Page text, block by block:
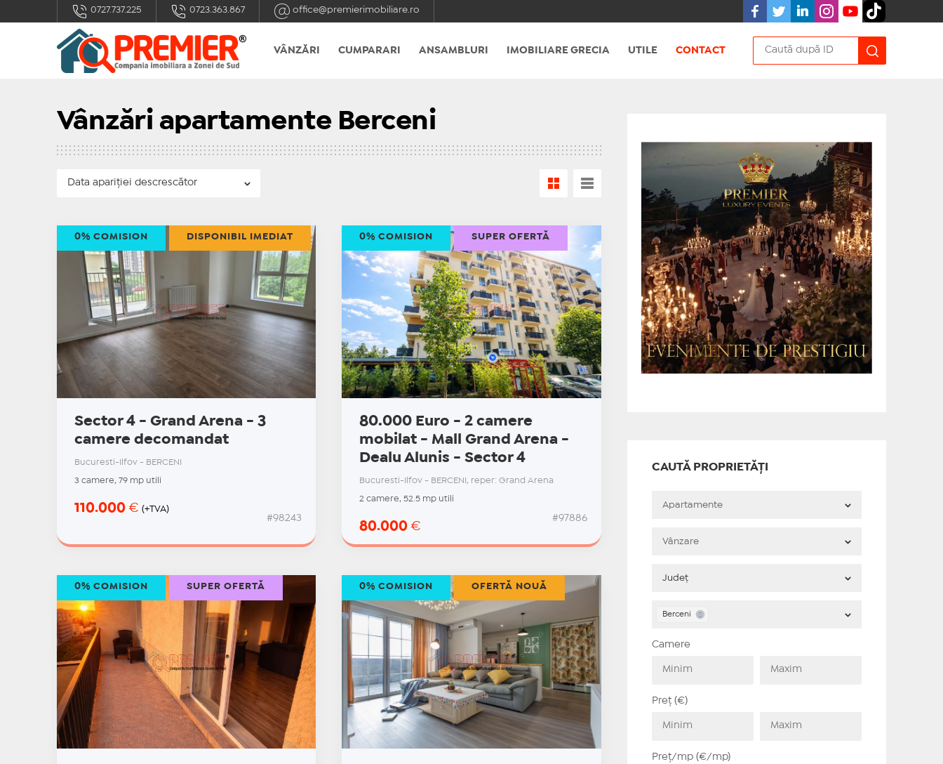
0727.737.225 0723.363.867 office@premierimobiliare.ro
VÂNZĂRI CUMPARARI ANSAMBLURI IMOBILIARE GRECIA UTILE CONTACT
Vânzări apartamente Berceni
Sector 4 - Grand Arena - 3
camere decomandat
Bucuresti-Ilfov - BERCENI
3 camere, 79 mp utili
110.000 € (+TVA)
#98243
0% COMISION DISPONIBIL IMEDIAT
80.000 Euro - 2 camere
mobilat - Mall Grand Arena -
Dealu Alunis - Sector 4
Bucuresti-Ilfov - BERCENI, reper: Grand Arena
2 camere, 52.5 mp utili
80.000€
#97886
0% COMISION SUPER OFERTĂ
0% COMISION SUPER OFERTĂ 0% COMISION OFERTĂ NOUĂ
CAUTĂ PROPRIETĂȚI
Berceni
Camere
Preț (€)
Preț/mp (€/mp)